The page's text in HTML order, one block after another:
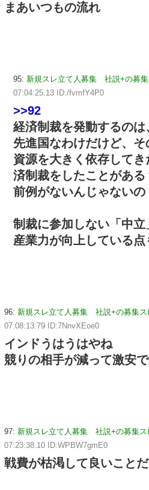
まあいつもの流れ
95: 新規スレ立て人募集 社説+の募
07:04:25.13 ID:/fvmfY4P0
>>92
経済制裁を発動するの
先進国なわけだけど、
資源を大きく依存して
済制裁をしたことがある
前例がないんじゃないの
制裁に参加しない「中
産業力が向上している
96: 新規スレ立て人募集 社説+の募集ス
07:08:13.79 ID:7NnvXEoe0
インドうはうはやね
競りの相手が減って激安
97: 新規スレ立て人募集 社説+の募集ス
07:23:38.10 ID:WPBW7gmE0
戦費が枯渇して良いことだ